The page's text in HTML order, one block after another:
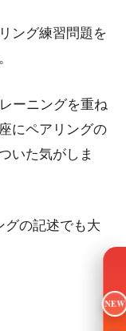
ング練習問題を
ーニングを重ね
にペアリングの
いた気がしま
グの記述でも大
NEW